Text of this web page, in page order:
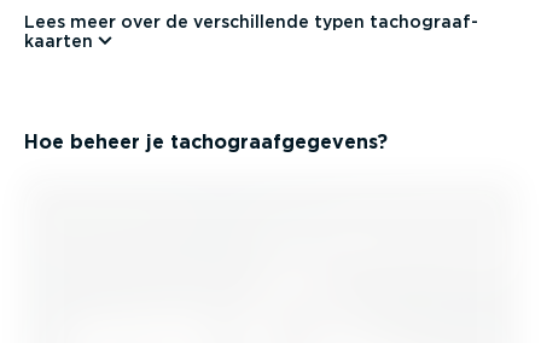
Lees meer over de verschil­lende typen tacho­graaf­
kaarten
Hoe beheer je tacho­graaf­ge­gevens?